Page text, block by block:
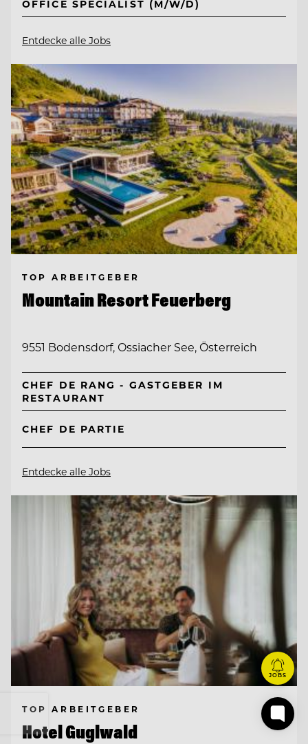
OFFICE SPECIALIST (M/W/D)
Entdecke alle Jobs
TOP ARBEITGEBER
Mountain Resort Feuerberg
9551 Bodensdorf, Ossiacher See, Österreich
CHEF DE RANG - GASTGEBER IM
RESTAURANT
CHEF DE PARTIE
Entdecke alle Jobs
TOP ARBEITGEBER
Hotel Guglwald
JOBS